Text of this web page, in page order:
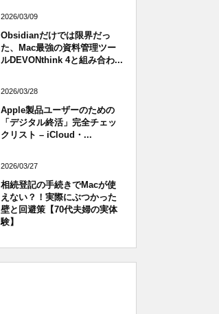
2026/03/09
Obsidianだけでは限界だっ
た、Mac最強の資料管理ツー
ルDEVONthink 4と組み合わ...
2026/03/28
Apple製品ユーザーのための
「デジタル終活」完全チェッ
クリスト – iCloud・...
2026/03/27
相続登記の手続きでMacが使
えない？！実際にぶつかった
壁と回避策【70代夫婦の実体
験】